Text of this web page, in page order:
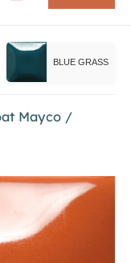
BLUE GRASS
Mayco /